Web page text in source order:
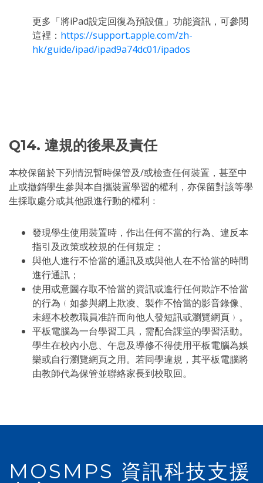
更多「將iPad設定回復為預設值」功能資訊，可參閱
這裡： https://support.apple.com/zh-
hk/guide/ipad/ipad9a74dc01/ipados
Q14. 違規的後果及責任
本校保留於下列情況暫時保管及/或檢查任何裝置，甚至中
止或撤銷學生參與本自攜裝置學習的權利，亦保留對該等學
生採取處分或其他跟進行動的權利﹕
發現學生使用裝置時，作出任何不當的行為、違反本
指引及政策或校規的任何規定；
與他人進行不恰當的通訊及或與他人在不恰當的時間
進行通訊；
使用或意圖存取不恰當的資訊或進行任何欺詐不恰當
的行為﹙如參與網上欺凌、製作不恰當的影音錄像、
未經本校教職員准許而向他人發短訊或瀏覽網頁﹚。
平板電腦為一台學習工具，需配合課堂的學習活動。
學生在校內小息、午息及導修不得使用平板電腦為娛
樂或自行瀏覽網頁之用。若同學違規，其平板電腦將
由教師代為保管並聯絡家長到校取回。
MOSMPS 資訊科技支援